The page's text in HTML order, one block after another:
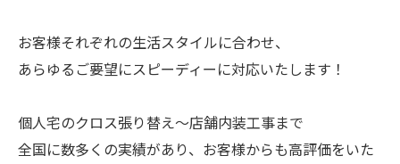
お客様それぞれの生活スタイルに合わせ、
あらゆるご要望にスピーディーに対応いたします！
個人宅のクロス張り替え〜店舗内装工事まで
全国に数多くの実績があり、お客様からも高評価をいた